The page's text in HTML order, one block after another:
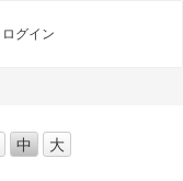
ログイン
中 大